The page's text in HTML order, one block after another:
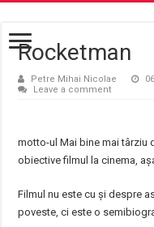
Rocketman
Petre Mihai Nicolae
Leave a comment
motto-ul Mai bine mai târziu
obiective filmul la cinema,
Filmul nu este cu și despre
poveste, ci este o